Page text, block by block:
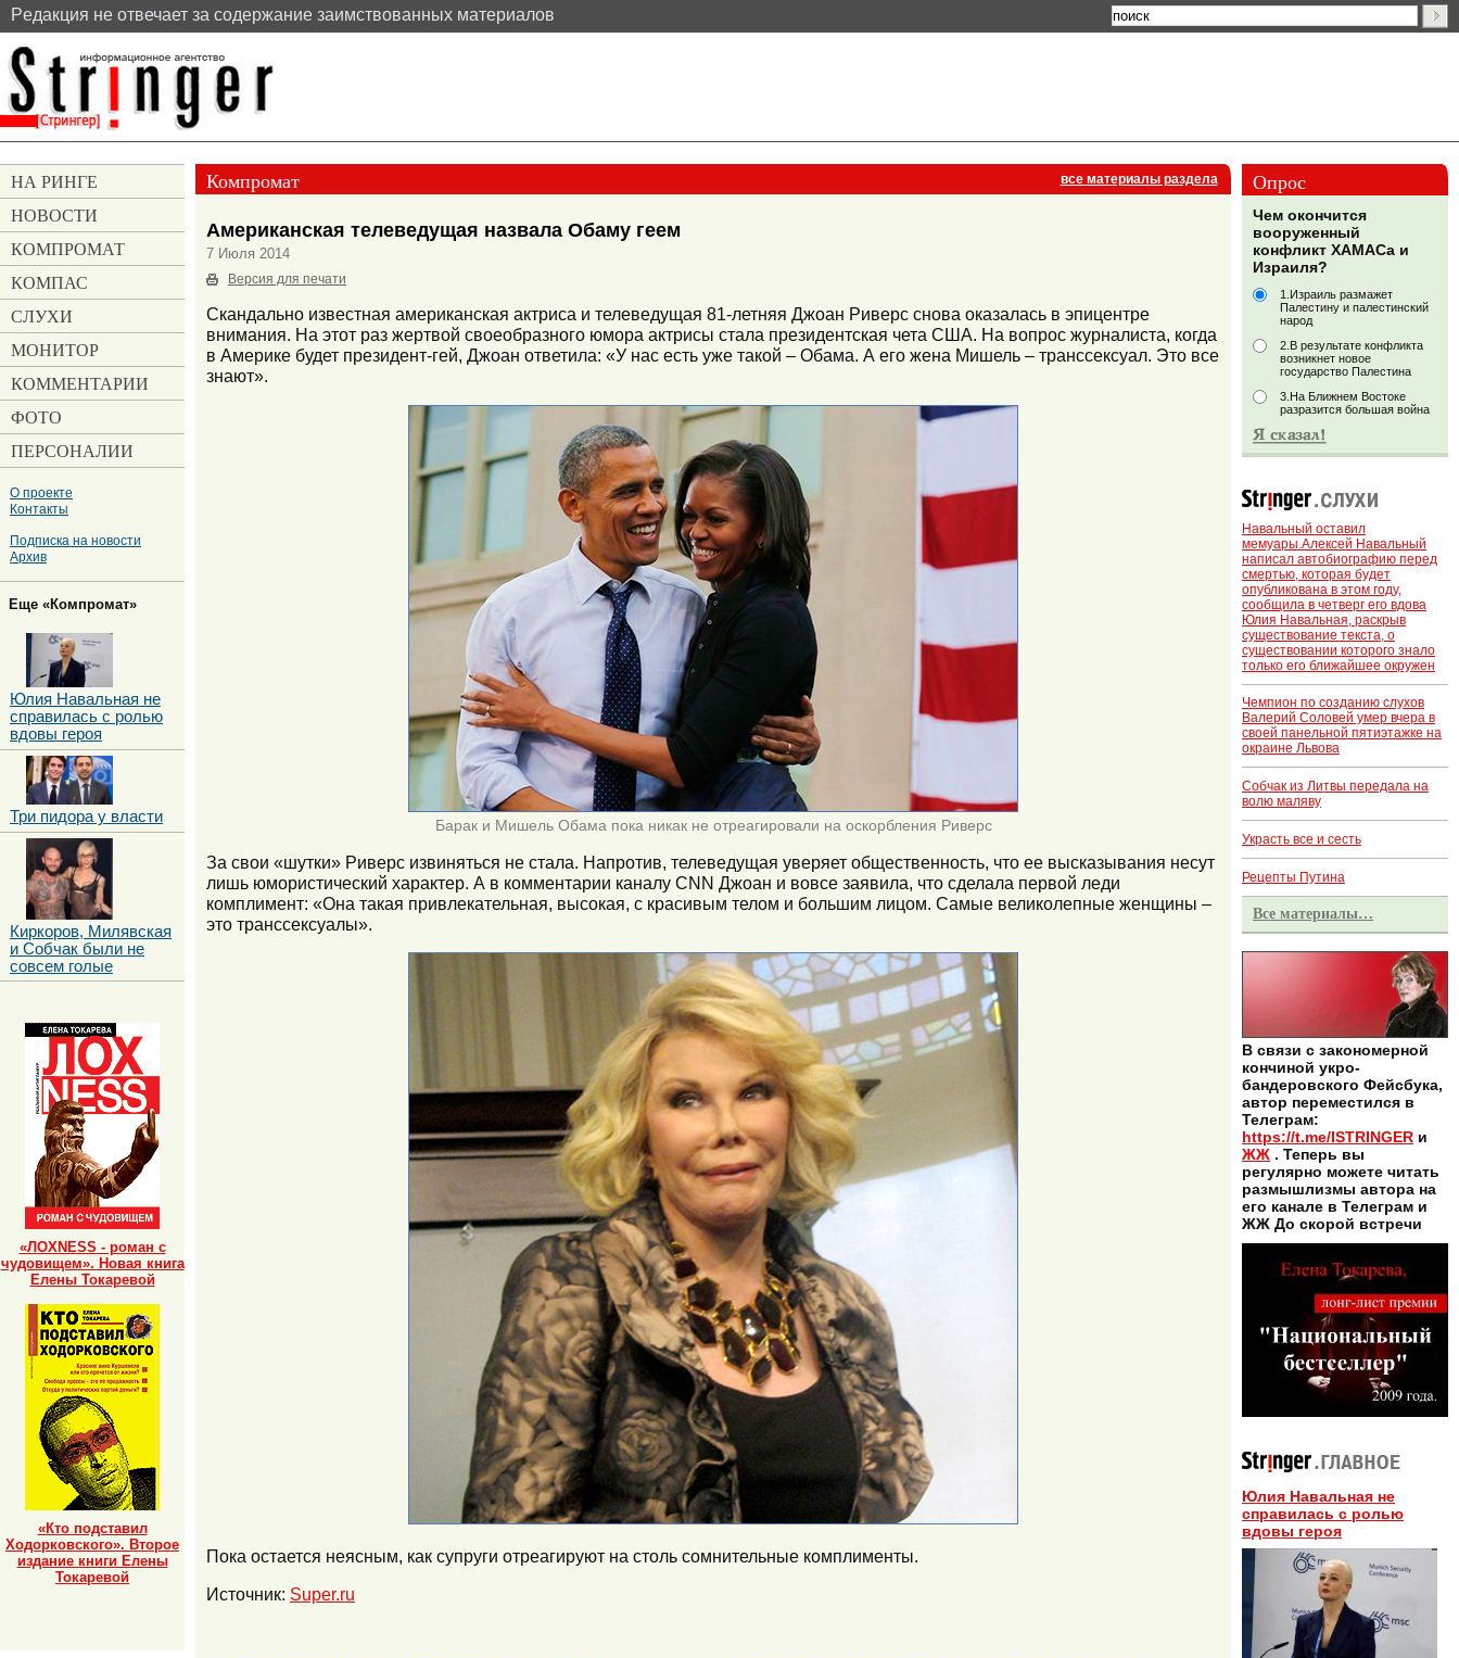
Pедакция не отвечает за содержание заимствованных материалов
Компромат все материалы раздела
Американская телеведущая назвала Обаму геем
7 Июля 2014
Версия для печати
Скандально известная американская актриса и телеведущая 81-летняя Джоан Риверс снова оказалась в эпицентре
внимания. На этот раз жертвой своеобразного юмора актрисы стала президентская чета США. На вопрос журналиста, когда
в Америке будет президент-гей, Джоан ответила: «У нас есть уже такой – Обама. А его жена Мишель – транссексуал. Это все
знают».
Барак и Мишель Обама пока никак не отреагировали на оскорбления Риверс
За свои «шутки» Риверс извиняться не стала. Напротив, телеведущая уверяет общественность, что ее высказывания несут
лишь юмористический характер. А в комментарии каналу CNN Джоан и вовсе заявила, что сделала первой леди
комплимент: «Она такая привлекательная, высокая, с красивым телом и большим лицом. Самые великолепные женщины –
это транссексуалы».
Пока остается неясным, как супруги отреагируют на столь сомнительные комплименты.
Источник: Super.ru
Опрос
Чем окончится
вооруженный
конфликт ХАМАСа и
Израиля?
1.Израиль размажет
Палестину и палестинский
народ
2.В результате конфликта
возникнет новое
государство Палестина
3.На Ближнем Востоке
разразится большая война
Навальный оставил
мемуары.Алексей Навальный
написал автобиографию перед
смертью, которая будет
опубликована в этом году,
сообщила в четверг его вдова
Юлия Навальная, раскрыв
существование текста, о
существовании которого знало
только его ближайшее окружен
Чемпион по созданию слухов
Валерий Соловей умер вчера в
своей панельной пятиэтажке на
окраине Львова
Собчак из Литвы передала на
волю маляву
Украсть все и сесть
Рецепты Путина
Все материалы…
В связи с закономерной
кончиной укро-
бандеровского Фейсбука,
автор переместился в
Телеграм:
https://t.me/ISTRINGER и
ЖЖ . Теперь вы
регулярно можете читать
размышлизмы автора на
его канале в Телеграм и
ЖЖ До скорой встречи
Юлия Навальная не
справилась с ролью
вдовы героя
НА РИНГЕ
НОВОСТИ
КОМПРОМАТ
КОМПАС
СЛУХИ
МОНИТОР
КОММЕНТАРИИ
ФОТО
ПЕРСОНАЛИИ
О проекте
Контакты
Подписка на новости
Архив
Еще «Компромат»
Юлия Навальная не
справилась с ролью
вдовы героя
Три пидора у власти
Киркоров, Милявская
и Собчак были не
совсем голые
«ЛОХNESS - роман с
чудовищем». Новая книга
Елены Токаревой
«Кто подставил
Ходорковского». Второе
издание книги Елены
Токаревой